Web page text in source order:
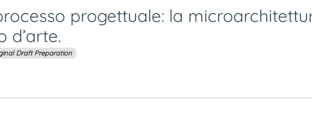
progettuale: la
d’arte.
Draft Preparation